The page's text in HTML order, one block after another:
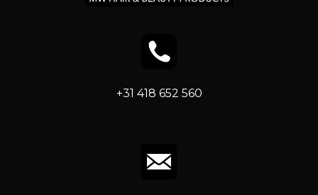
+31 418 652 560